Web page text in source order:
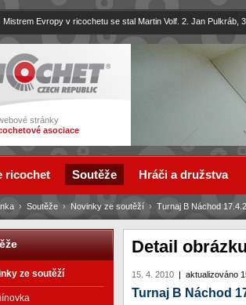
stránky
asociace
Mistrem Evropy v ricochetu se stal Martin Volf. 2. Jan Pulkráb,
Detail obrázku
15. 4. 2010 | aktualizováno
Turnaj B Náchod
› Soutěže › Novinky ze soutěží › Turnaj B Náchod
ricochet Soutěže Hráči a družstva
ze soutěží